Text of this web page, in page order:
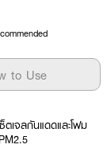
to Use
ตเจลกันแดดและโฟม